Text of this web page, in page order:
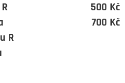
sada
500 Kč
700 Kč